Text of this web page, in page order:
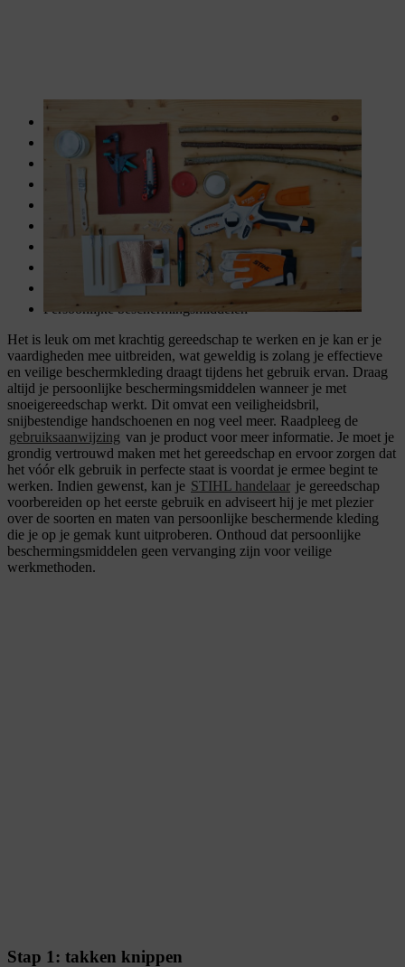
Takken met verschillende doorsneden
Snoeizaag (bv.
GTA 26 accusnoeizaag)
Optioneel: verf
Optioneel: bladgoud of bladmetaal
4 glazen kaarsenhouders
Houten plank om als basis te gebruiken
Hetelijmpistool
Persoonlijke beschermingsmiddelen
Het is leuk om met krachtig gereedschap te werken en je kan er je
vaardigheden mee uitbreiden, wat geweldig is zolang je effectieve
en veilige beschermkleding draagt tijdens het gebruik ervan. Draag
altijd je persoonlijke beschermingsmiddelen wanneer je met
snoeigereedschap werkt. Dit omvat een veiligheidsbril,
snijbestendige handschoenen en nog veel meer. Raadpleeg de
gebruiksaanwijzing van je product voor meer informatie. Je moet je
grondig vertrouwd maken met het gereedschap en ervoor zorgen dat
het vóór elk gebruik in perfecte staat is voordat je ermee begint te
werken. Indien gewenst, kan je STIHL handelaar je gereedschap
voorbereiden op het eerste gebruik en adviseert hij je met plezier
over de soorten en maten van persoonlijke beschermende kleding
die je op je gemak kunt uitproberen. Onthoud dat persoonlijke
beschermingsmiddelen geen vervanging zijn voor veilige
werkmethoden.
Stap 1: takken knippen